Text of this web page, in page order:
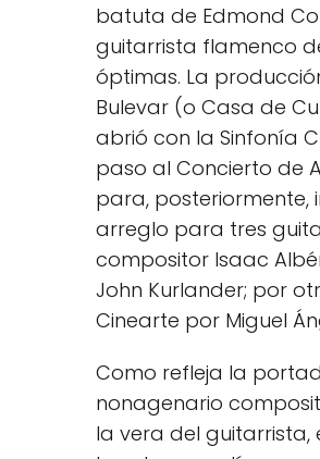
batuta de Edmond
guitarrista flamenco
óptimas. La
Bulevar (o Casa de
abrió con la Sinfonía
paso al Concierto de
para, posteriormente,
arreglo para tres
compositor Isaac
John Kurlander; por
Cinearte por Miguel
Como refleja la
nonagenario
la vera del guitarrista,